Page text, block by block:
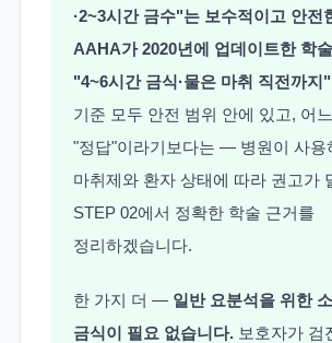
·2~3시간 금수"는 보수적이고 안전
AAHA가 2020년에 업데이트한 학
"4~6시간 금식·물은 마취 직전까지"
기준 모두 안전 범위 안에 있고, 어
"정답"이라기보다는 — 병원이 사용
마취제와 환자 상태에 따라 권고가
STEP 02에서 정확한 학술 근거를
정리하겠습니다.
한 가지 더 — 일반 요분석을 위한
금식이 필요 없습니다.보호자가 검